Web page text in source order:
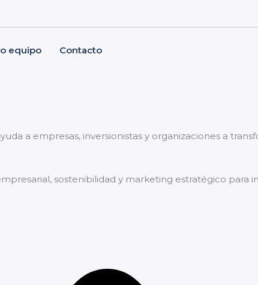
equipo Contacto
a empresas, inversionistas y organizaciones a
sostenibilidad y marketing estratégico para